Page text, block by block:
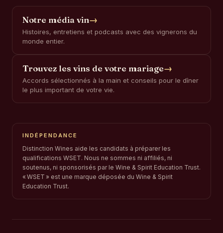
Notre média vin→
Histoires, entretiens et podcasts avec des vignerons du
monde entier.
Trouvez les vins de votre mariage→
Accords sélectionnés à la main et conseils pour le dîner
le plus important de votre vie.
INDÉPENDANCE
Distinction Wines aide les candidats à préparer les
qualifications WSET. Nous ne sommes ni affiliés, ni
soutenus, ni sponsorisés par le Wine & Spirit Education Trust.
« WSET » est une marque déposée du Wine & Spirit
Education Trust.